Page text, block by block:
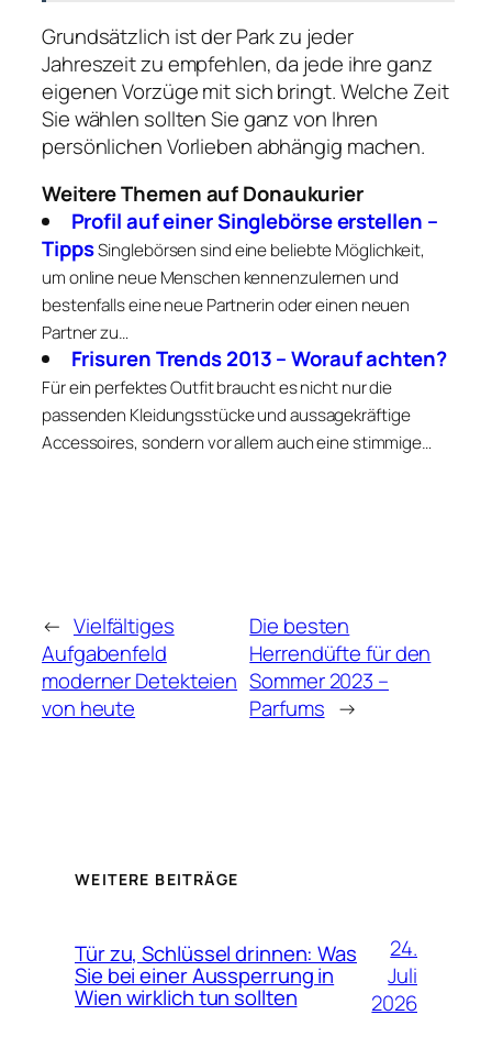
Grundsätzlich ist der Park zu jeder
Jahreszeit zu empfehlen, da jede ihre ganz
eigenen Vorzüge mit sich bringt. Welche Zeit
Sie wählen sollten Sie ganz von Ihren
persönlichen Vorlieben abhängig machen.
Weitere Themen auf Donaukurier
Profil auf einer Singlebörse erstellen –
TippsSinglebörsen sind eine beliebte Möglichkeit,
um online neue Menschen kennenzulernen und
bestenfalls eine neue Partnerin oder einen neuen
Partner zu…
Frisuren Trends 2013 – Worauf achten?
Für ein perfektes Outfit braucht es nicht nur die
passenden Kleidungsstücke und aussagekräftige
Accessoires, sondern vor allem auch eine stimmige…
← Vielfältiges
Aufgabenfeld
moderner Detekteien
von heute
Die besten
Herrendüfte für den
Sommer 2023 –
Parfums →
WEITERE BEITRÄGE
Tür zu, Schlüssel drinnen: Was
Sie bei einer Aussperrung in
Wien wirklich tun sollten
24.
Juli
2026